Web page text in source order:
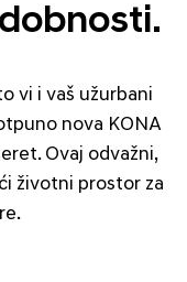
vi i vaš užurbani
nova KONA
Ovaj odvažni,
životni prostor za